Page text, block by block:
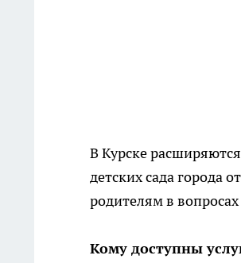
В Курске
детских сада города
родителям в
Кому доступны